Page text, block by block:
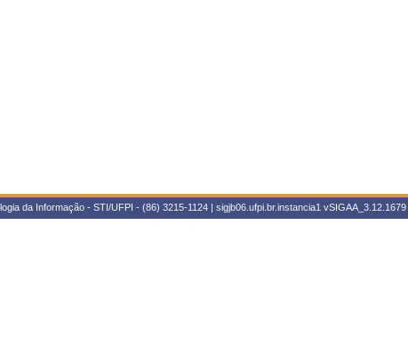
da Informação - STI/UFPI - (86) 3215-1124 | sigjb06.ufpi.br.instancia1 vSIGAA_3.12.1679